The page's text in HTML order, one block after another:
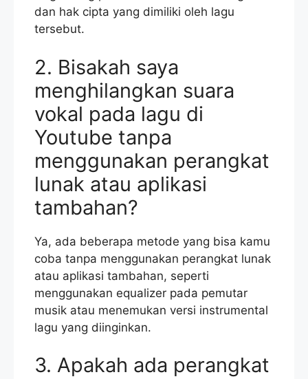
dan hak cipta yang dimiliki oleh lagu
tersebut.
2. Bisakah saya
menghilangkan suara
vokal pada lagu di
Youtube tanpa
menggunakan perangkat
lunak atau aplikasi
tambahan?
Ya, ada beberapa metode yang bisa kamu
coba tanpa menggunakan perangkat lunak
atau aplikasi tambahan, seperti
menggunakan equalizer pada pemutar
musik atau menemukan versi instrumental
lagu yang diinginkan.
3. Apakah ada perangkat